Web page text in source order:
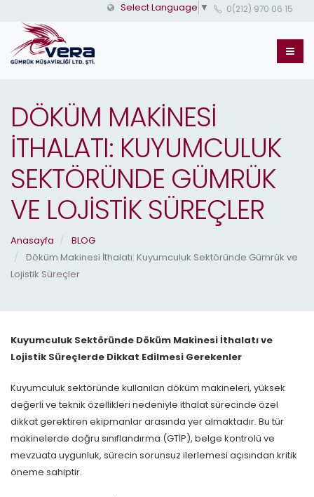
Select Language ▼ 0(212) 970 06 15
DÖKÜM MAKINESI
İTHALATI: KUYUMCULUK
SEKTÖRÜNDE GÜMRÜK
VE LOJISTIK SÜREÇLER
Anasayfa
BLOG
Döküm Makinesi İthalatı: Kuyumculuk Sektöründe Gümrük ve
Lojistik Süreçler
Kuyumculuk Sektöründe Döküm Makinesi İthalatı ve
Lojistik Süreçlerde Dikkat Edilmesi Gerekenler
Kuyumculuk sektöründe kullanılan döküm makineleri, yüksek
değerli ve teknik özellikleri nedeniyle ithalat sürecinde özel
dikkat gerektiren ekipmanlar arasında yer almaktadır. Bu tür
makinelerde doğru sınıflandırma (GTİP), belge kontrolü ve
mevzuata uygunluk, sürecin sorunsuz ilerlemesi açısından kritik
öneme sahiptir.